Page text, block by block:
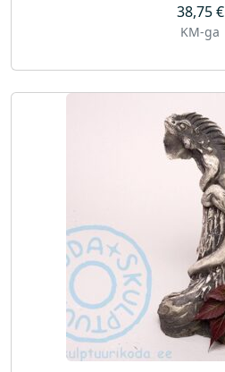
38,75€
KM-ga